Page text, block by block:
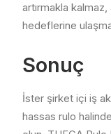
artırmakla
hedeflerine
Sonuç
İster şirket içi iş
hassas rulo